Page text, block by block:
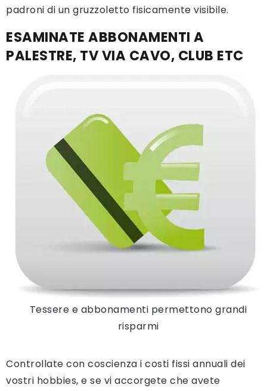
padroni di un gruzzoletto fisicamente visibile.
ESAMINATE ABBONAMENTI A
PALESTRE, TV VIA CAVO, CLUB ETC
Tessere e abbonamenti permettono grandi
risparmi
Controllate con coscienza i costi fissi annuali dei
vostri hobbies, e se vi accorgete che avete